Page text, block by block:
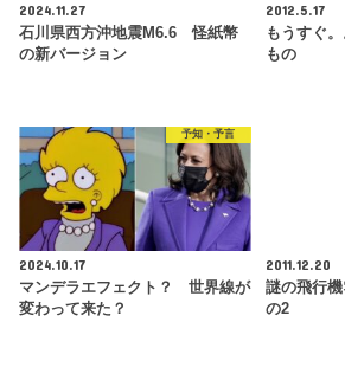
2024.11.27
石川県西方沖地震M6.6 怪紙幣
の新バージョン
2012.5.17
もうすぐ
もの
予知・予言
2024.10.17
マンデラエフェクト？ 世界線が
変わって来た？
2011.12.20
謎の飛行
の2